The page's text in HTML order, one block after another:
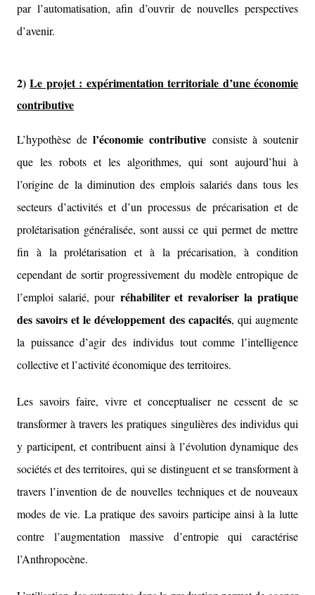
par l’automatisation, afin d’ouvrir de nouvelles perspectives
d’avenir.
2)Le projet : expérimentation territoriale d’une économie
contributive
L’hypothèse del’économie contributive consiste à soutenir
que les robots et les algorithmes, qui sont aujourd’hui à
l’origine de la diminution des emplois salariés dans tous les
secteurs d’activités et d’un processus de précarisation et de
prolétarisation généralisée, sont aussi ce qui permet de mettre
fin à la prolétarisation et à la précarisation, à condition
cependant de sortir progressivement du modèle entropique de
l’emploi salarié, pour réhabiliter et revaloriser la pratique
des savoirs et le développement des capacités, qui augmente
la puissance d’agir des individus tout comme l’intelligence
collective et l’activité économique des territoires.
Les savoirs faire, vivre et conceptualiser ne cessent de se
transformer à travers les pratiques singulières des individus qui
y participent, et contribuent ainsi à l’évolution dynamique des
sociétés et des territoires, qui se distinguent et se transforment à
travers l’invention de de nouvelles techniques et de nouveaux
modes de vie. La pratique des savoirs participe ainsi à la lutte
contre l’augmentation massive d’entropie qui caractérise
l’Anthropocène.